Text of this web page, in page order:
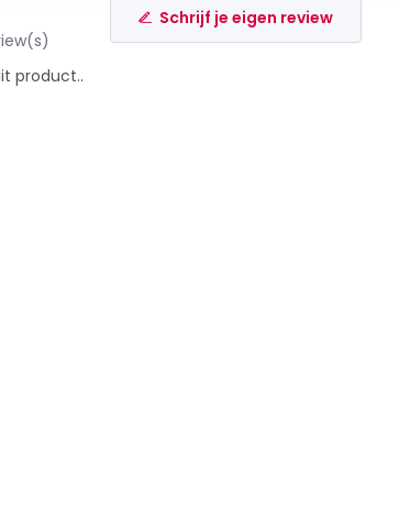
Schrijf je eigen review
product..